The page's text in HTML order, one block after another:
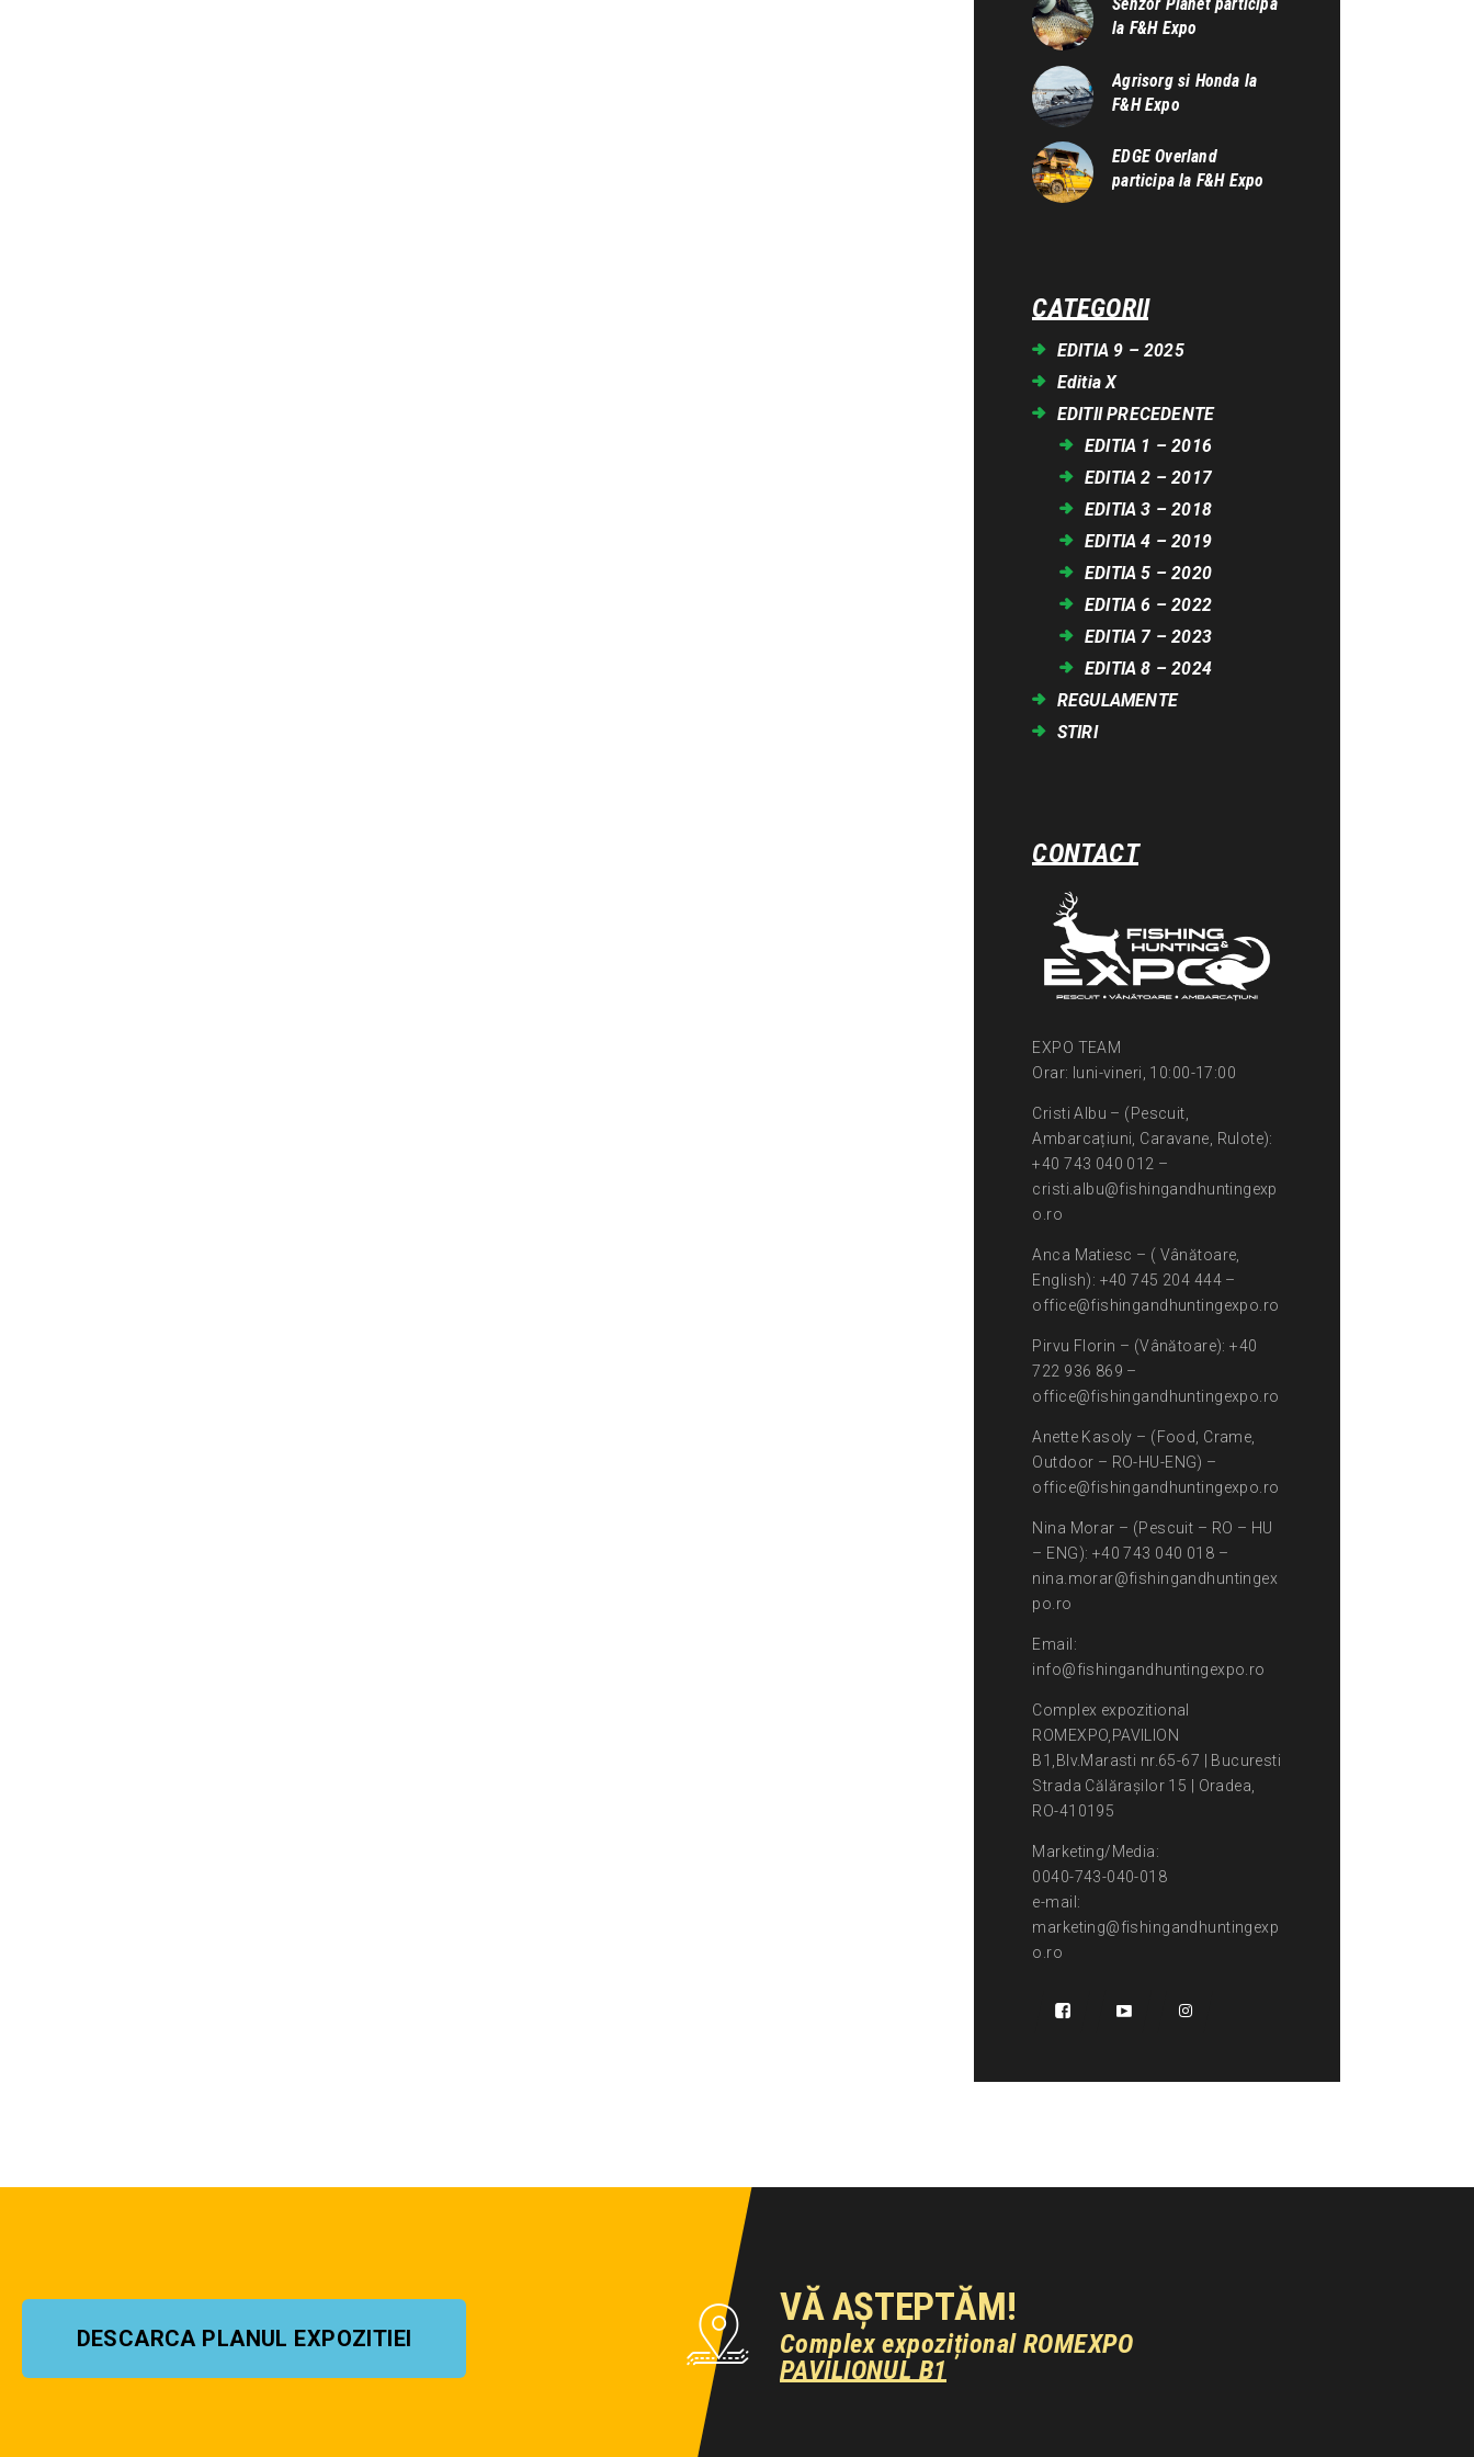
Senzor Planet participa
la F&H Expo
Agrisorg si Honda la
F&H Expo
EDGE Overland
participa la F&H Expo
CATEGORII
EDITIA 9 – 2025
Editia X
EDITII PRECEDENTE
EDITIA 1 – 2016
EDITIA 2 – 2017
EDITIA 3 – 2018
EDITIA 4 – 2019
EDITIA 5 – 2020
EDITIA 6 – 2022
EDITIA 7 – 2023
EDITIA 8 – 2024
REGULAMENTE
STIRI
CONTACT
EXPO TEAM
Orar: luni-vineri, 10:00-17:00
Cristi Albu – (Pescuit,
Ambarcațiuni, Caravane, Rulote):
+40 743 040 012 –
cristi.albu@fishingandhuntingexp
o.ro
Anca Matiesc – ( Vânătoare,
English): +40 745 204 444 –
office@fishingandhuntingexpo.ro
Pirvu Florin – (Vânătoare): +40
722 936 869 –
office@fishingandhuntingexpo.ro
Anette Kasoly – (Food, Crame,
Outdoor – RO-HU-ENG) –
office@fishingandhuntingexpo.ro
Nina Morar – (Pescuit – RO – HU
– ENG): +40 743 040 018 –
nina.morar@fishingandhuntingex
po.ro
Email:
info@fishingandhuntingexpo.ro
Complex expozitional
ROMEXPO,PAVILION
B1,Blv.Marasti nr.65-67 | Bucuresti
Strada Călărașilor 15 | Oradea,
RO-410195
Marketing/Media:
0040-743-040-018
e-mail:
marketing@fishingandhuntingexp
o.ro
DESCARCA PLANUL EXPOZITIEI
VĂ AȘTEPTĂM!
Complex expozițional ROMEXPO
PAVILIONUL B1